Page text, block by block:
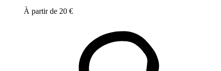
À partir de 20 €